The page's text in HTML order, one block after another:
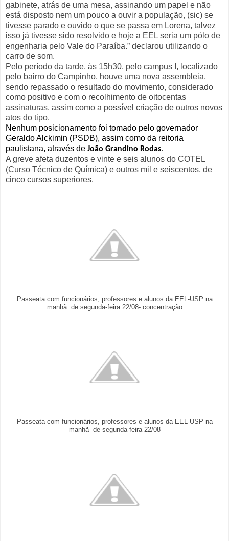
gabinete, atrás de uma mesa, assinando um papel e não
está disposto nem um pouco a ouvir a população, (sic) se
tivesse parado e ouvido o que se passa em Lorena, talvez
isso já tivesse sido resolvido e hoje a EEL seria um pólo de
engenharia pelo Vale do Paraíba.” declarou utilizando o
carro de som.
Pelo período da tarde, às 15h30, pelo campus I, localizado
pelo bairro do Campinho, houve uma nova assembleia,
sendo repassado o resultado do movimento, considerado
como positivo e com o recolhimento de oitocentas
assinaturas, assim como a possível criação de outros novos
atos do tipo.
Nenhum posicionamento foi tomado pelo governador
Geraldo Alckimin (PSDB), assim como da reitoria
paulistana, através de João Grandino Rodas.
A greve afeta duzentos e vinte e seis alunos do COTEL
(Curso Técnico de Química) e outros mil e seiscentos, de
cinco cursos superiores.
Passeata com funcionários, professores e alunos da EEL-USP na
manhã de segunda-feira 22/08- concentração
Passeata com funcionários, professores e alunos da EEL-USP na
manhã de segunda-feira 22/08